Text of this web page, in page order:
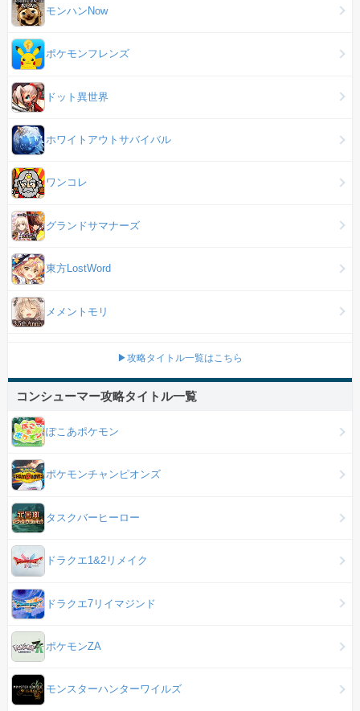
モンハンNow
ポケモンフレンズ
ドット異世界
ホワイトアウトサバイバル
ワンコレ
グランドサマナーズ
東方LostWord
メメントモリ
▶攻略タイトル一覧はこちら
コンシューマー攻略タイトル一覧
ぽこあポケモン
ポケモンチャンピオンズ
タスクバーヒーロー
ドラクエ1&2リメイク
ドラクエ7リイマジンド
ポケモンZA
モンスターハンターワイルズ